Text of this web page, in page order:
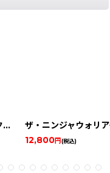
マリオペイント 任天堂公式ガイドブック -2 [ 15434-mario-
ザ・ニンジャウォリ
12,800円(税込)